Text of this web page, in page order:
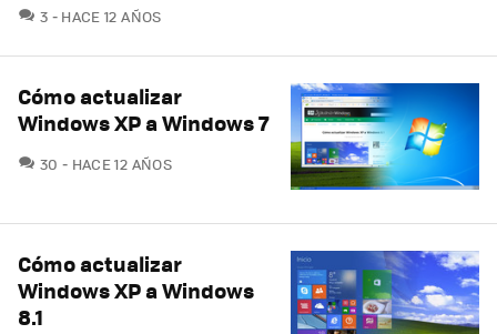
3 COMENTARIOS
HACE 12 AÑOS
Cómo actualizar
Windows XP a Windows 7
30 COMENTARIOS
HACE 12 AÑOS
Cómo actualizar
Windows XP a Windows
8.1